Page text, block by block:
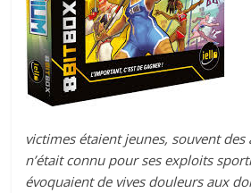
victimes étaient jeunes, souvent des
n’était connu pour ses exploits
évoquaient de vives douleurs aux